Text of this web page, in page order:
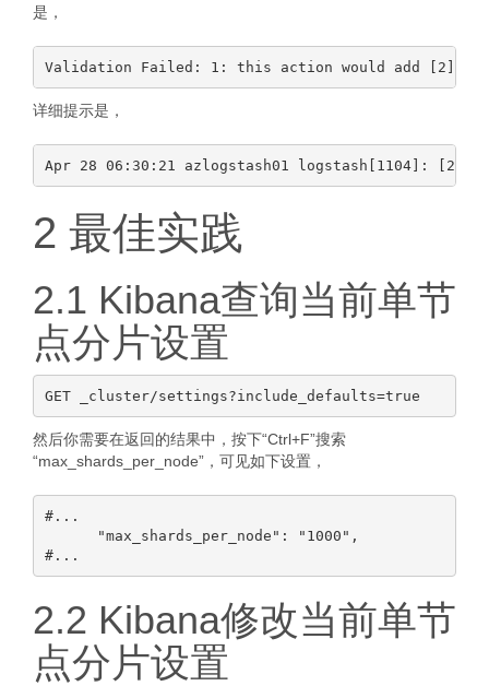
是，
详细提示是，
Apr 28 06:30:21 azlogstash01 logstash[1104]:
2 最佳实践
2.1 Kibana查询当前单节
点分片设置
然后你需要在返回的结果中，按下“Ctrl+F”搜索
“max_shards_per_node”，可见如下设置，
#...
      "max_shards_per_node": "1000",
2.2 Kibana修改当前单节
点分片设置